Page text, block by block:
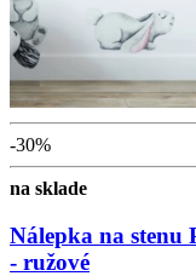
-30%
na sklade
Nálepka na stenu
- ružové